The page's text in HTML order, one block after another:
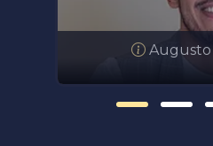
Augusto